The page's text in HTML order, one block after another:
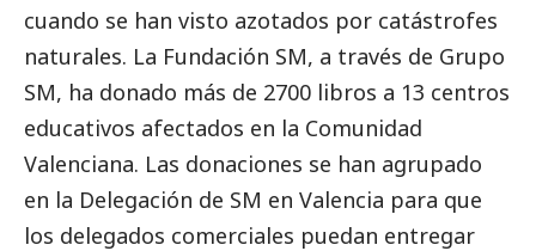
cuando se han visto azotados por catástrofes
naturales. La Fundación SM, a través de Grupo
SM, ha donado más de 2700 libros a 13 centros
educativos afectados en la Comunidad
Valenciana. Las donaciones se han agrupado
en la Delegación de SM en Valencia para que
los delegados comerciales puedan entregar